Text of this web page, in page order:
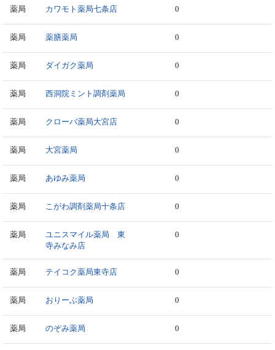
薬局 カワモト薬局七条店 0
薬局 薬膳薬局 0
薬局 ダイガク薬局 0
薬局 西洞院ミント調剤薬局 0
薬局 クローバ薬局大宮店 0
薬局 大宮薬局 0
薬局 あゆみ薬局 0
薬局 こがわ調剤薬局十条店 0
薬局
ユニスマイル薬局 東
寺みなみ店
0
薬局 テイコク薬局東寺店 0
薬局 おりーぶ薬局 0
薬局 のぞみ薬局 0